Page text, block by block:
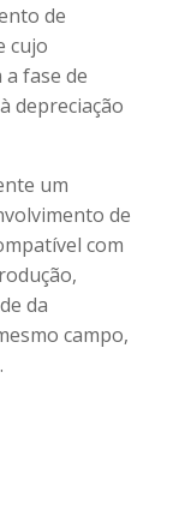
de
cujo
fase de
depreciação
um
de
com
da
campo,